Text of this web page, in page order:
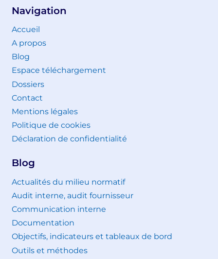
Navigation
Accueil
A propos
Blog
Espace téléchargement
Dossiers
Contact
Mentions légales
Politique de cookies
Déclaration de confidentialité
Blog
Actualités du milieu normatif
Audit interne, audit fournisseur
Communication interne
Documentation
Objectifs, indicateurs et tableaux de bord
Outils et méthodes